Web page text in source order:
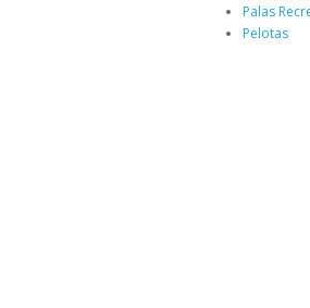
Palas
Pelotas